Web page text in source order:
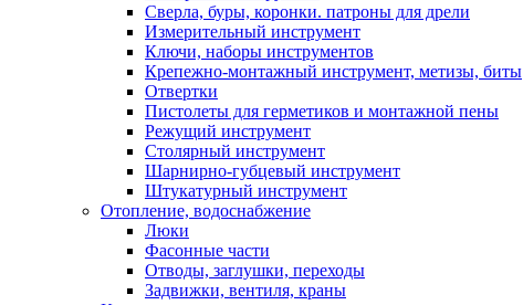
Сверла, буры, коронки. патроны для дрели
Измерительный инструмент
Ключи, наборы инструментов
Крепежно-монтажный инструмент, метизы, биты
Отвертки
Пистолеты для герметиков и монтажной пены
Режущий инструмент
Столярный инструмент
Шарнирно-губцевый инструмент
Штукатурный инструмент
Отопление, водоснабжение
Люки
Фасонные части
Отводы, заглушки, переходы
Задвижки, вентиля, краны